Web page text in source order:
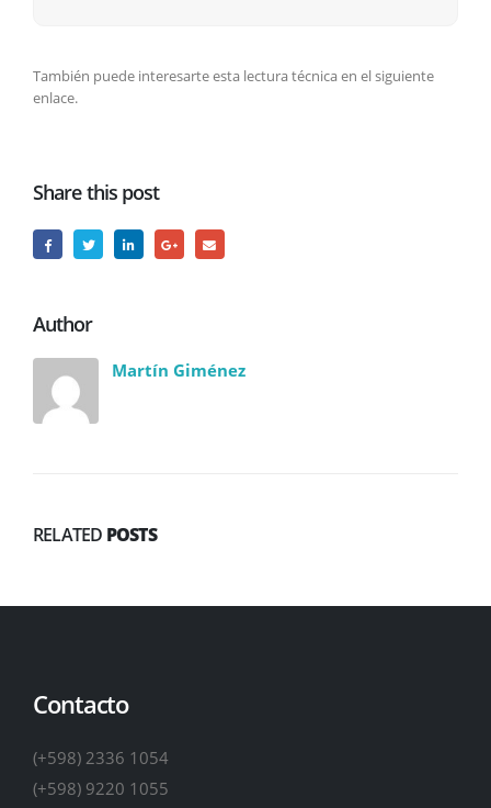
También puede interesarte esta lectura técnica en el siguiente
enlace.
Share this post
Author
Martín Giménez
RELATED POSTS
Contacto
(+598) 2336 1054
(+598) 9220 1055